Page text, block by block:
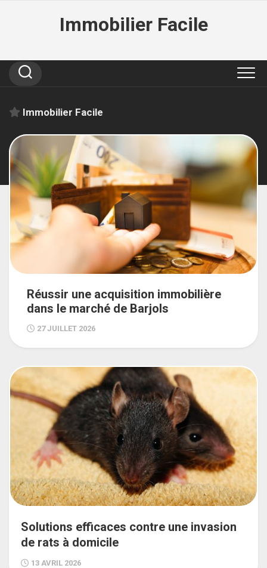
Immobilier Facile
Immobilier Facile
Réussir une acquisition immobilière
dans le marché de Barjols
27 JUILLET 2026
Solutions efficaces contre une invasion
de rats à domicile
13 AVRIL 2026